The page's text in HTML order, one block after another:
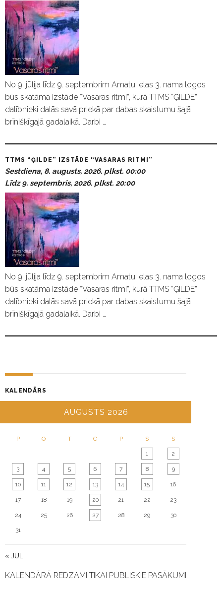
No 9. jūlija līdz 9. septembrim Amatu ielas 3. nama logos
būs skatāma izstāde “Vasaras ritmi”, kurā TTMS “ĢILDE”
dalībnieki dalās savā priekā par dabas skaistumu šajā
brīnišķīgajā gadalaikā. Darbi …
TTMS “ĢILDE” IZSTĀDE “VASARAS RITMI”
Sestdiena, 8. augusts, 2026. plkst. 00:00
Līdz 9. septembris, 2026. plkst. 20:00
No 9. jūlija līdz 9. septembrim Amatu ielas 3. nama logos
būs skatāma izstāde “Vasaras ritmi”, kurā TTMS “ĢILDE”
dalībnieki dalās savā priekā par dabas skaistumu šajā
brīnišķīgajā gadalaikā. Darbi …
KALENDĀRS
AUGUSTS 2026
P O T C P S S
« JUL
1 2
3 4 5 6 7 8 9
10 11 12 13 14 15 16
17 18 19 20 21 22 23
24 25 26 27 28 29 30
31
KALENDĀRĀ REDZAMI TIKAI PUBLISKIE PASĀKUMI